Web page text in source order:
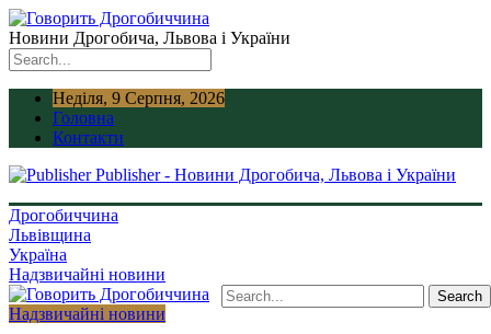
Новини Дрогобича, Львова і України
Неділя, 9 Серпня, 2026
Головна
Контакти
Publisher - Новини Дрогобича, Львова і України
Дрогобиччина
Львівщина
Україна
Надзвичайні новини
Надзвичайні новини